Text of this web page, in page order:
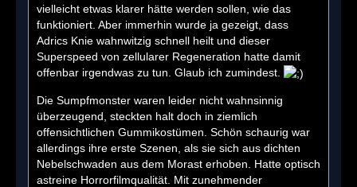
vielleicht etwas klarer hätte werden sollen, wie das
funktioniert. Aber immerhin wurde ja gezeigt, dass
Adrics Knie wahnwitzig schnell heilt und dieser
Superspeed von zellularer Regeneration hatte damit
offenbar irgendwas zu tun. Glaub ich zumindest.
Die Sumpfmonster waren leider nicht wahnsinnig
überzeugend, steckten halt doch in ziemlich
offensichtlichen Gummikostümen. Schön schaurig war
allerdings ihre erste Szenen, als sie sich aus dichten
Nebelschwaden aus dem Morast erhoben. Hatte optisch
astreine Horrorfilmqualität. Mit zunehmender